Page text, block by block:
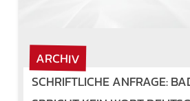
ARCHIV
SCHRIFTLICHE ANFRAGE: